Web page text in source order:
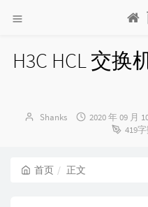
H3C HCL 交
博
Shanks
发
2020 年 09 月
419
首页 正文